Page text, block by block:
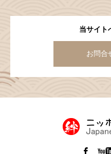
当サイト
お問合